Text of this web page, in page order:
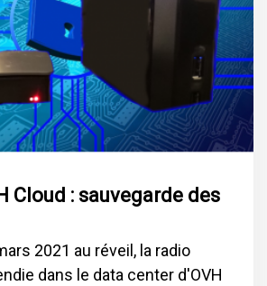
Cloud : sauvegarde des
2021 au réveil, la radio
dans le data center d'OVH